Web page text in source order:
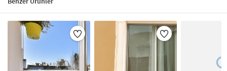
Çocuğunuzun dolabına, mutfak fayanslarına,
kumaşlara bile bant yardımıyla sabitleyip, istediğiniz renklerle
boyama yapabilirsiniz. Evinizi,
kişisel zevkinizle özelleştirebilir
boyama seti ile yaratıcı projeler gerçekleştirebilirsiniz.El işi ve ev
dekorasyonu
sevenler için stencil, kolayca uygulanabilecek eğlenceli
ve etkili bir aktivitedir.